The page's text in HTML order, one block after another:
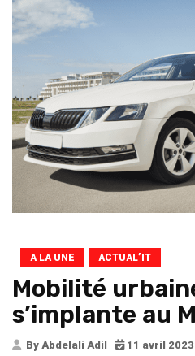
A LA UNE ACTUAL’IT
Mobilité
s’implante au
By Abdelali Adil
11 avril 2023